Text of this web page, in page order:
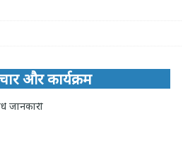
और कार्यक्रम
सम्मेलन, प्रशिक्षण, डिवीजन /
जानकारी